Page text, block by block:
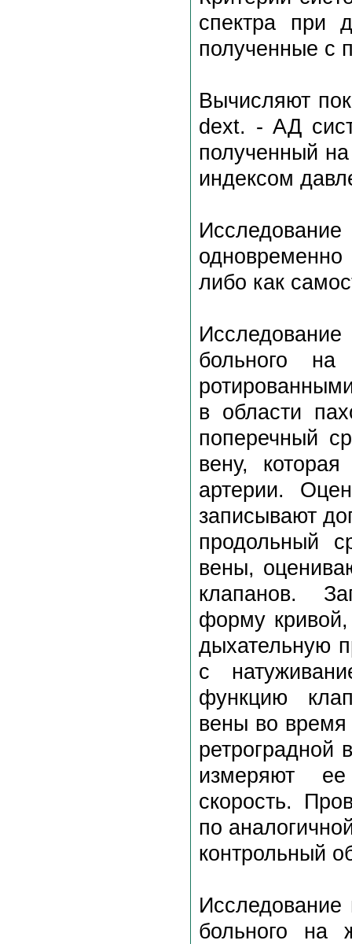
спектра при
полученные с
Вычисляют
dext. - АД
полученный
индексом
либо как
больного
в области
поперечный
вену,
артерии.
записывают
продольный
вены,
клапанов.
форму
дыхательную
с
функцию
вены во
ретроградной
измеряют
скорость.
по
контрольный
Исследование
больного на